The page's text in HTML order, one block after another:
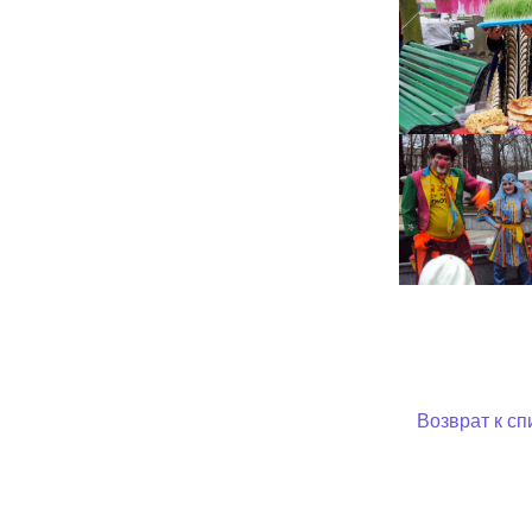
Возврат к